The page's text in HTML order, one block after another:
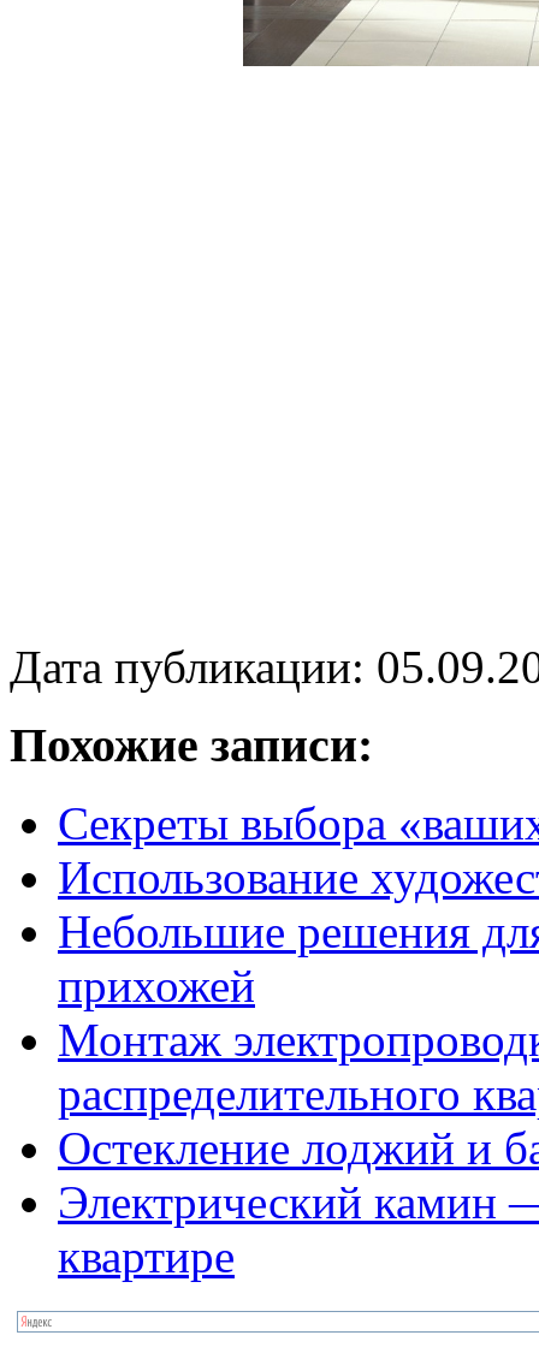
Дата публикации:
Похожие записи:
Секреты выбора
Использование
Небольшие решения
прихожей
Монтаж
распределительного
Остекление лоджий и
Электрический камин
квартире